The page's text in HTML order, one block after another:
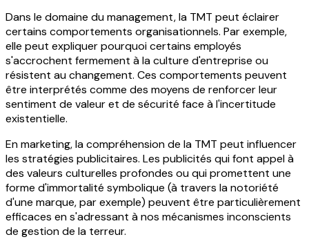
Dans le domaine du management, la TMT peut éclairer
certains comportements organisationnels. Par exemple,
elle peut expliquer pourquoi certains employés
s'accrochent fermement à la culture d'entreprise ou
résistent au changement. Ces comportements peuvent
être interprétés comme des moyens de renforcer leur
sentiment de valeur et de sécurité face à l'incertitude
existentielle.
En marketing, la compréhension de la TMT peut influencer
les stratégies publicitaires. Les publicités qui font appel à
des valeurs culturelles profondes ou qui promettent une
forme d'immortalité symbolique (à travers la notoriété
d'une marque, par exemple) peuvent être particulièrement
efficaces en s'adressant à nos mécanismes inconscients
de gestion de la terreur.